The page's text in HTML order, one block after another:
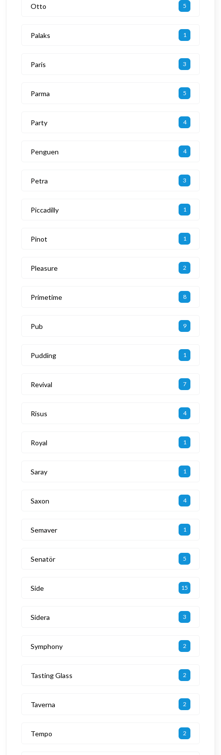
Otto 5
Palaks 1
Paris 3
Parma 5
Party 4
Penguen 4
Petra 3
Piccadilly 1
Pinot 1
Pleasure 2
Primetime 8
Pub 9
Pudding 1
Revival 7
Risus 4
Royal 1
Saray 1
Saxon 4
Semaver 1
Senatör 5
Side 15
Sidera 3
Symphony 2
Tasting Glass 2
Taverna 2
Tempo 2